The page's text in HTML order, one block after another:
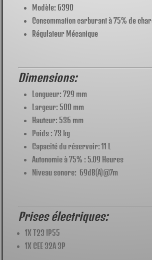
Modèle: G390
Consommation carburant à 75% de
Régulateur Mécanique
Dimensions:
Longueur: 729 mm
Largeur: 500 mm
Hauteur: 536 mm
Poids : 73 kg
Capacité du réservoir: 11 L
Autonomie à 75% : 5.09 Heures
Niveau sonore: 69dB(A)@7m
Prises électriques:
1X T23 IP55
1X CEE 32A 3P